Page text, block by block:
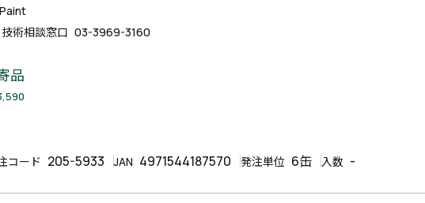
技術相談窓口 03-3969-3160
品
コード 205-5933 JAN 4971544187570 発注単位 6缶 入数 -